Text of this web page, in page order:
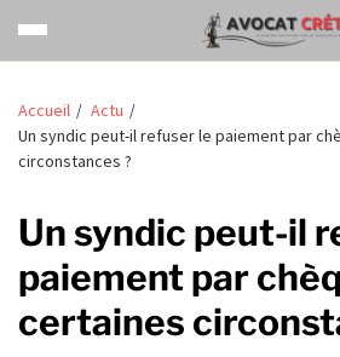
Accueil
Actu
Un syndic peut-il refuser le paiement par
circonstances ?
Un syndic peut-il
paiement par
certaines